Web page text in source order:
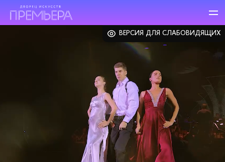
ВЕРСИЯ ДЛЯ СЛАБОВИДЯЩИХ